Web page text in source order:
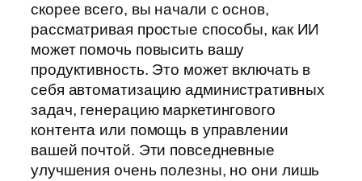
скорее всего, вы начали с основ,
рассматривая простые способы, как ИИ
может помочь повысить вашу
продуктивность. Это может включать в
себя автоматизацию административных
задач, генерацию маркетингового
контента или помощь в управлении
вашей почтой. Эти повседневные
улучшения очень полезны, но они лишь